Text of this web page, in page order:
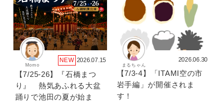
Momo
NEW 2026.07.15
【7/25-26】『石橋まつ
り』 熱気あふれる大盆
踊りで池田の夏が始ま
まるちゃん
2026.06.30
【7/3-4】「ITAMI空の市
岩手編」が開催されま
す！